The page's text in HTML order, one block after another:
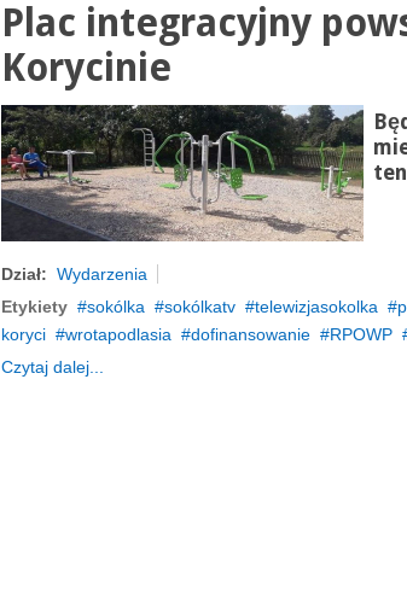
Plac integracyjny
Korycinie
Dział: Wydarzenia
Etykiety
sokólka sokólkatv telewizjasokolka
koryci
wrotapodlasia dofinansowanie RPOWP
Czytaj dalej...